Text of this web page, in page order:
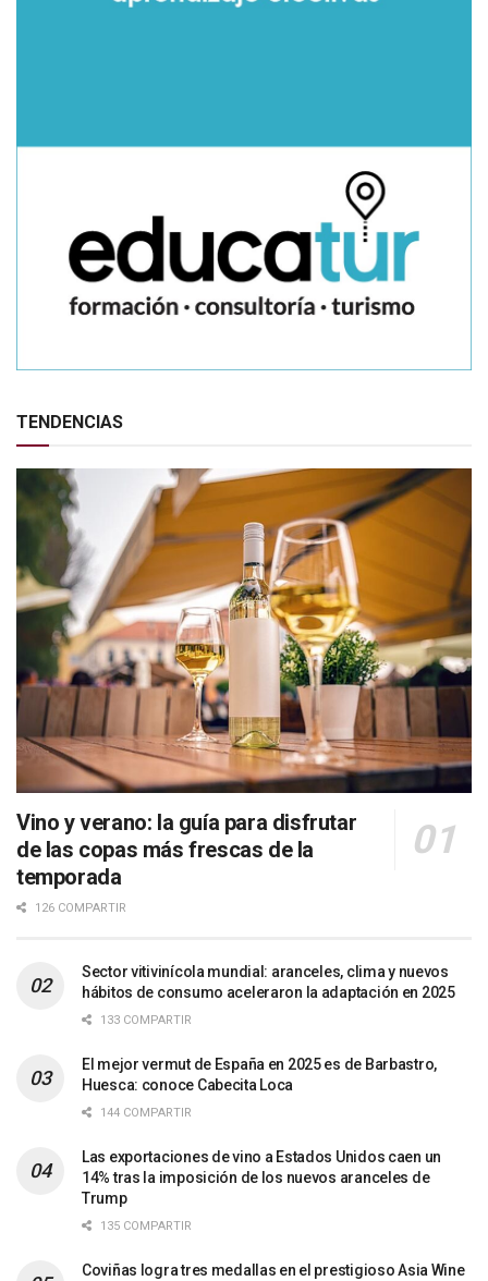
TENDENCIAS
Vino y verano: la guía para disfrutar
de las copas más frescas de la
temporada
126 COMPARTIR
Sector vitivinícola mundial: aranceles, clima y nuevos
hábitos de consumo aceleraron la adaptación en 2025
133 COMPARTIR
El mejor vermut de España en 2025 es de Barbastro,
Huesca: conoce Cabecita Loca
144 COMPARTIR
Las exportaciones de vino a Estados Unidos caen un
14% tras la imposición de los nuevos aranceles de
Trump
135 COMPARTIR
Coviñas logra tres medallas en el prestigioso Asia Wine